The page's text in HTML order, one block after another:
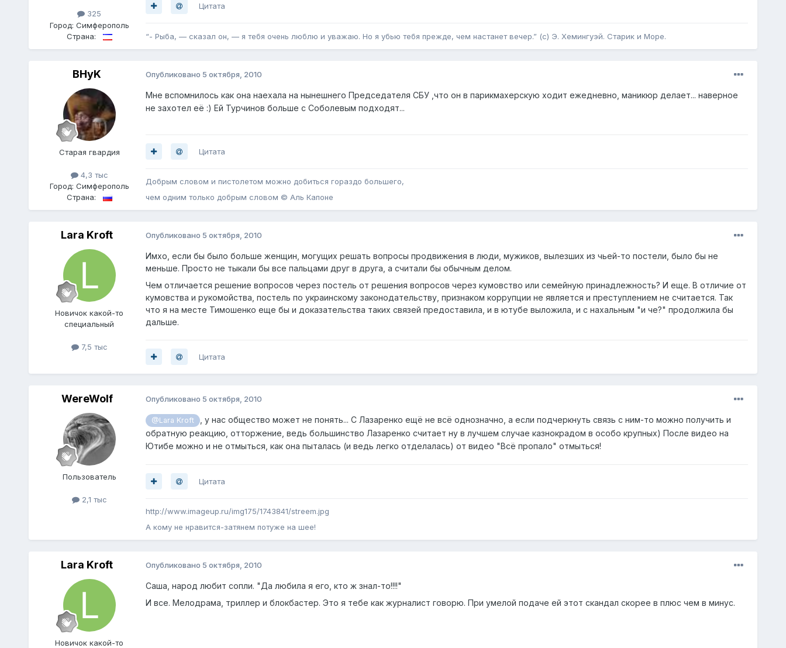
325
Город: Симферополь
Страна:
Цитата
“- Рыба, — сказал он, — я тебя очень люблю и уважаю. Но я убью тебя прежде, чем настанет вечер.” (с) Э. Хемингуэй. Старик и Море.
BHyK
Старая гвардия
4,3 тыс
Город: Симферополь
Страна:
Опубликовано 5 октября, 2010
Мне вспомнилось как она наехала на нынешнего Председателя СБУ ,что он в парикмахерскую ходит ежедневно, маникюр делает... наверное
не захотел её :) Ей Турчинов больше с Соболевым подходят...
Цитата
Добрым словом и пистолетом можно добиться гораздо большего,
чем одним только добрым словом © Аль Капоне
Lara Kroft
Нoвичок какой-то
специальный
7,5 тыс
Опубликовано 5 октября, 2010
Имхо, если бы было больше женщин, могущих решать вопросы продвижения в люди, мужиков, вылезших из чьей-то постели, было бы не
меньше. Просто не тыкали бы все пальцами друг в друга, а считали бы обычным делом.
Чем отличается решение вопросов через постель от решения вопросов через кумовство или семейную принадлежность? И еще. В отличие от
кумовства и рукомойства, постель по украинскому законодательству, признаком коррупции не является и преступлением не считается. Так
что я на месте Тимошенко еще бы и доказательства таких связей предоставила, и в ютубе выложила, и с нахальным "и че?" продолжила бы
дальше.
Цитата
WereWolf
Пoльзователь
2,1 тыс
Опубликовано 5 октября, 2010
@Lara Kroft
, у нас общество может не понять... С Лазаренко ещё не всё однозначно, а если подчеркнуть связь с ним-то можно получить и
обратную реакцию, отторжение, ведь большинство Лазаренко считает ну в лучшем случае казнокрадом в особо крупных) После видео на
Ютибе можно и не отмыться, как она пыталась (и ведь легко отделалась) от видео "Всё пропало" отмыться!
Цитата
http://www.imageup.ru/img175/1743841/streem.jpg
А кому не нравится-затянем потуже на шее!
Lara Kroft
Нoвичок какой-то
Опубликовано 5 октября, 2010
Саша, народ любит сопли. "Да любила я его, кто ж знал-то!!!!"
И все. Мелодрама, триллер и блокбастер. Это я тебе как журналист говорю. При умелой подаче ей этот скандал скорее в плюс чем в минус.